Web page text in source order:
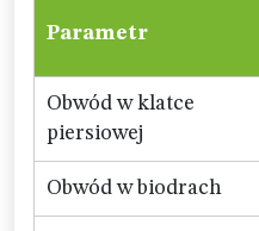
Parametr
Obwód w klatce
piersiowej
Obwód w biodrach